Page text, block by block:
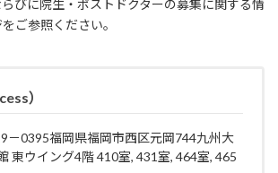
びに院生・ポストドクターの募集に関する情
ご参照ください。
）
－0395福岡県福岡市西区元岡744九州大
東ウイング4階 410室, 431室, 464室, 465